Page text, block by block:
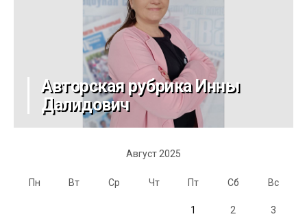
Авторская рубрика Инны
Далидович
Август 2025
Пн Вт Ср Чт Пт Сб Вс
1 2 3